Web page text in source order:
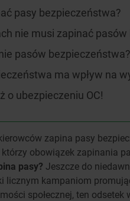
pasy bezpieczeństwa?
nie musi zapinać
pasów bezpieczeństwa?
ma wpływ na
o ubezpieczeniu OC!
zapina pasy
obowiązek zapinania
pasy? Jeszcze do
licznym kampaniom
społecznej, ten odsetek